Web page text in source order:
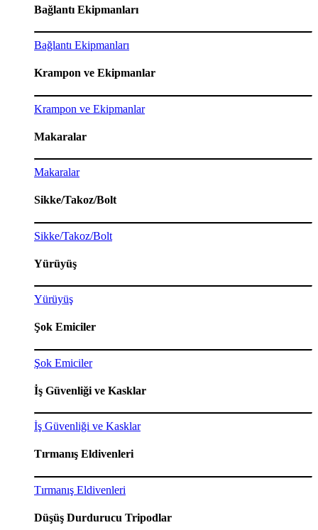
Bağlantı Ekipmanları
Bağlantı Ekipmanları
Krampon ve Ekipmanlar
Krampon ve Ekipmanlar
Makaralar
Makaralar
Sikke/Takoz/Bolt
Sikke/Takoz/Bolt
Yürüyüş
Yürüyüş
Şok Emiciler
Şok Emiciler
İş Güvenliği ve Kasklar
İş Güvenliği ve Kasklar
Tırmanış Eldivenleri
Tırmanış Eldivenleri
Düşüş Durdurucu Tripodlar